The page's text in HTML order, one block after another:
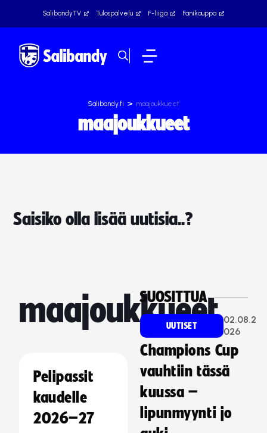
SalibandyTV Tulospalvelu F-liiga Fanikauppa
Salibandy.fi > maajoukkueet
maajoukkueet
Saisiko olla lisää uutisia..?
maajoukkueet
Pelipassit
kaudelle
2026–27
SUOSITTUA
UUTISET
02.08.2
026
Champions Cup
vauhtiin tässä
kuussa –
lipunmyynti jo